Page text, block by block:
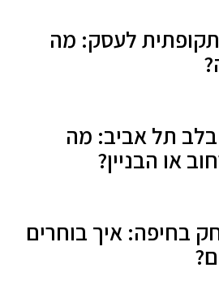
לעסק: מה
בלב תל אביב: מה
או הבניין?
בחיפה: איך בוחרים